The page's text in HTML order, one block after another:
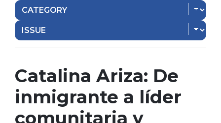
Catalina Ariza: De
inmigrante a líder
comunitaria y